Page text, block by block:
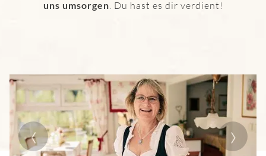
uns umsorgen. Du hast es dir verdient!
Previous Next